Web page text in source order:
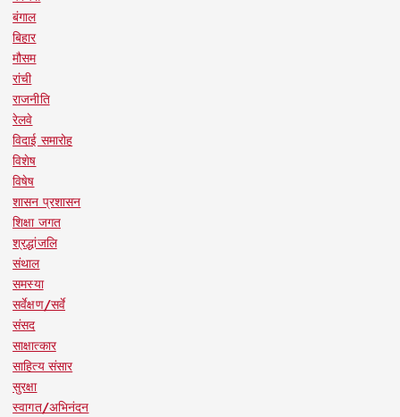
बंगाल
बिहार
मौसम
रांची
राजनीति
रेलवे
विदाई समारोह
विशेष
विषेष
शासन प्रशासन
शिक्षा जगत
श्रद्धांजलि
संथाल
समस्या
सर्वेक्षण/सर्वे
संसद
साक्षात्कार
साहित्य संसार
सुरक्षा
स्वागत/अभिनंदन